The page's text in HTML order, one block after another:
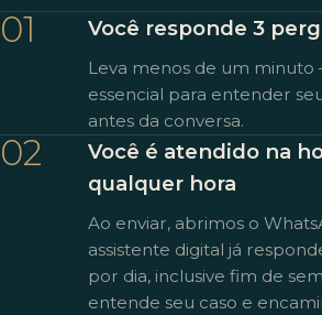
01 Você responde 3
Leva menos de um minuto
essencial para entender
antes da conversa.
02
Você é atendido na
qualquer hora
Ao enviar, abrimos o
assistente digital já
por dia, inclusive fim de
entende seu caso e